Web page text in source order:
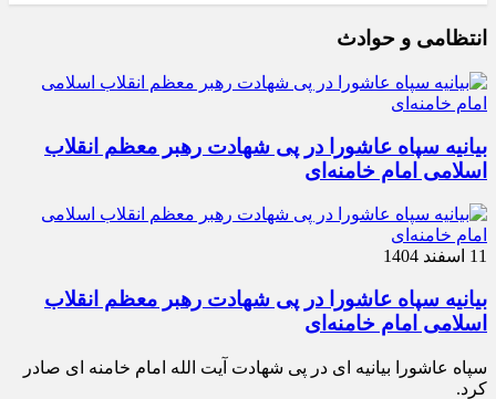
انتظامی و حوادث
بیانیه سپاه عاشورا در پی شهادت رهبر معظم انقلاب
اسلامی امام خامنه‌ای
11 اسفند 1404
بیانیه سپاه عاشورا در پی شهادت رهبر معظم انقلاب
اسلامی امام خامنه‌ای
سپاه عاشورا بیانیه ای در پی شهادت آیت الله امام خامنه ای صادر
کرد.